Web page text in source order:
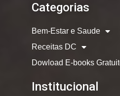
Categorias
Bem-Estar e Saude
Receitas DC
Dowload E-books
Institucional